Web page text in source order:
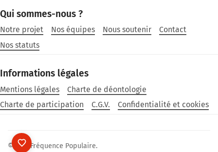
Qui sommes-nous ?
Notre projet Nos équipes Nous soutenir
Contact
Nos statuts
Informations légales
Mentions légales
Charte de déontologie
Charte de participation
C.G.V. Confidentialité et cookies
©2026 Fréquence Populaire.